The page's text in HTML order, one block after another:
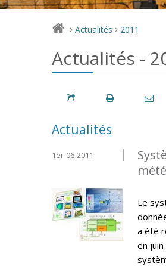
> Actualités > 2011
Actualités -
Actualités
1er-06-2011
Le
a été
en